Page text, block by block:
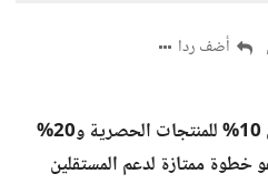
أضف ردا
خفض عمولة بيكاليكا إلى 10% للمنتجات الحصرية و20%
خطوة ممتازة لدعم المستقلين